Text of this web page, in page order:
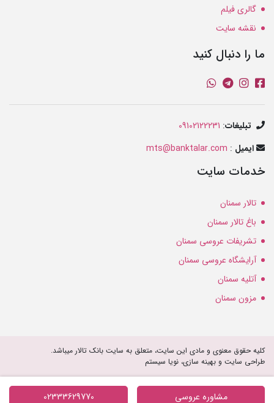
گالری فیلم
نقشه سایت
ما را دنبال کنید
تبلیغات:
09102122231
ایمیل :
mts@banktalar.com
خدمات سایت
تالار سمنان
باغ تالار سمنان
تشریفات عروسی سمنان
آرایشگاه عروسی سمنان
آتلیه سمنان
مزون سمنان
کلیه حقوق معنوی و مادی این سایت، متعلق به سایت بانک تالار میباشد.
طراحی سایت و بهینه سازی، نویا سیستم
مشاوره عروسی 02333629770